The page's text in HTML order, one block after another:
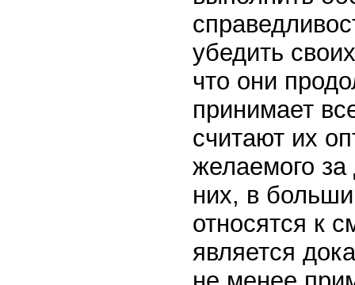
убедить
что они
принимает
считают их
желаемого за
них, в
относятся к
является